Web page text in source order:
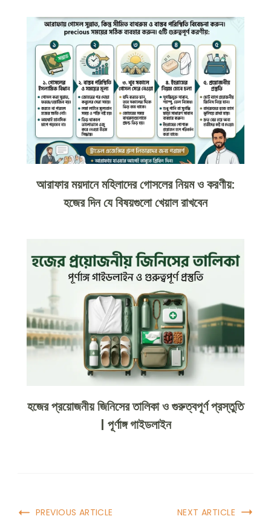
আরাফার ময়দানে মহিলাদের গোসলের নিয়ম ও করণীয়:
হজের দিন যে বিষয়গুলো খেয়াল রাখবেন
হজের প্রয়োজনীয় জিনিসের তালিকা ও গুরুত্বপূর্ণ প্রস্তুতি
| পূর্ণাঙ্গ গাইডলাইন
PREVIOUS ARTICLE NEXT ARTICLE